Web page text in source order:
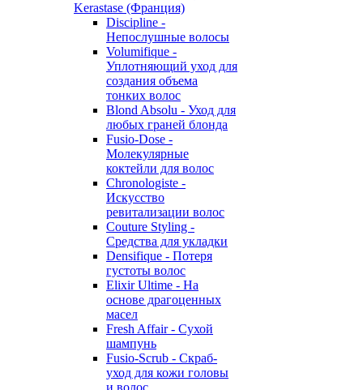
Kerastase (Франция)
Discipline -
Непослушные волосы
Volumifique -
Уплотняющий уход для
создания объема
тонких волос
Blond Absolu - Уход для
любых граней блонда
Fusio-Dose -
Молекулярные
коктейли для волос
Chronologiste -
Искусство
ревитализации волос
Couture Styling -
Средства для укладки
Densifique - Потеря
густоты волос
Elixir Ultime - На
основе драгоценных
масел
Fresh Affair - Сухой
шампунь
Fusio-Scrub - Скраб-
уход для кожи головы
и волос